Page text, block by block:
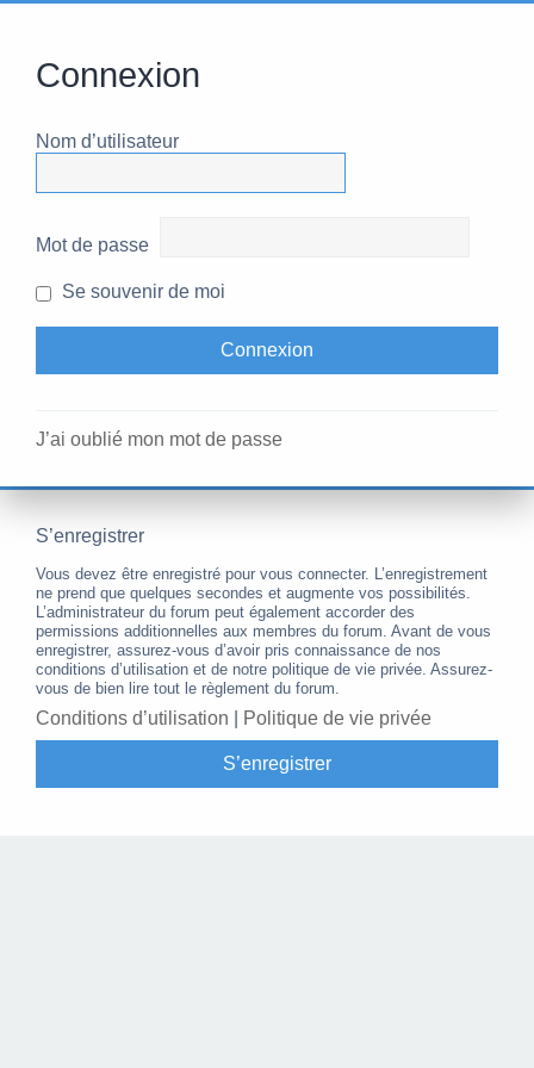
Connexion
Nom d’utilisateur
Mot de passe
Se souvenir de moi
J’ai oublié mon mot de passe
S’enregistrer
Vous devez être enregistré pour vous connecter. L’enregistrement
ne prend que quelques secondes et augmente vos possibilités.
L’administrateur du forum peut également accorder des
permissions additionnelles aux membres du forum. Avant de vous
enregistrer, assurez-vous d’avoir pris connaissance de nos
conditions d’utilisation et de notre politique de vie privée. Assurez-
vous de bien lire tout le règlement du forum.
Conditions d’utilisation Politique de vie privée
S’enregistrer